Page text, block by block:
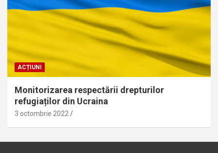
ACȚIUNI
Monitorizarea respectării drepturilor
refugiaților din Ucraina
3 octombrie 2022